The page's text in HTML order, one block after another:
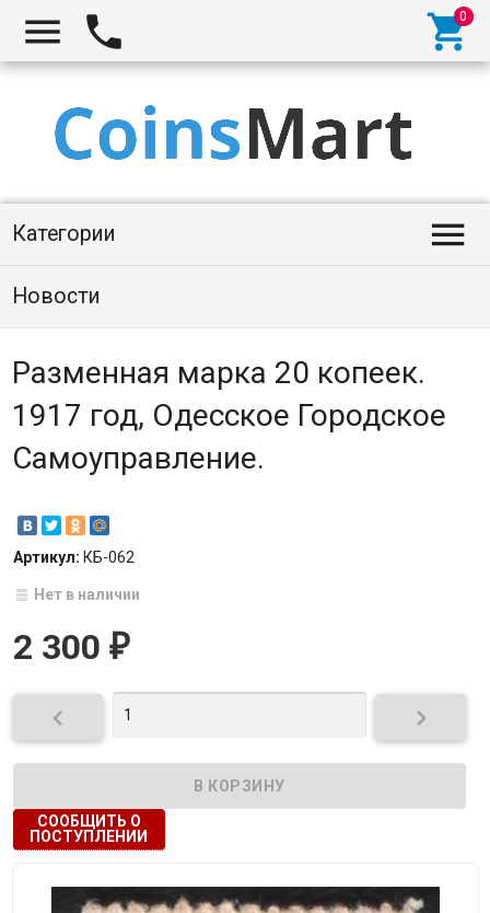
  
Категории 
Новости
Разменная марка 20 копеек.
1917 год, Одесское Городское
Самоуправление.
Артикул: КБ-062
Нет в наличии
2 300 ₽
 
СООБЩИТЬ О
ПОСТУПЛЕНИИ